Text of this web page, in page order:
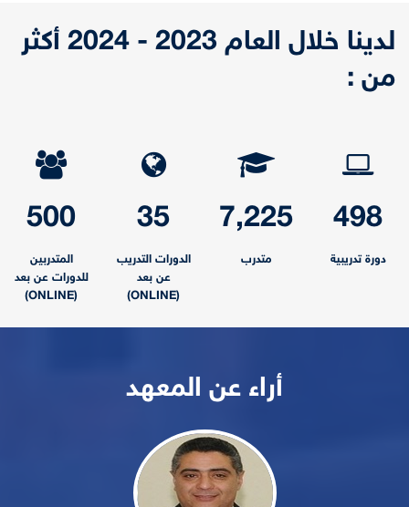
لدينا خلال العام 2023 - 2024 أكثر
من :
498
دورة تدريبية
7,225
متدرب
35
الدورات التدريب
عن بعد
(ONLINE)
500
المتدربين
للدورات عن بعد
(ONLINE)
أراء عن المعهد